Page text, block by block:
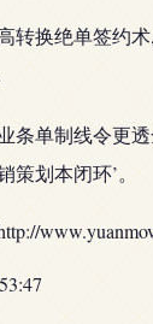
转换绝单签约
条单制线令更
划本闭环’。